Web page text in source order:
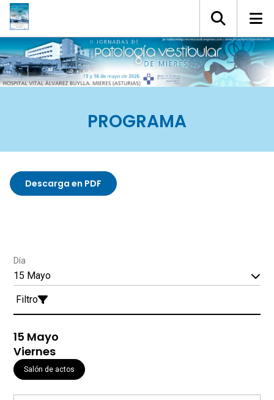
PROGRAMA
Descarga en PDF
Día
Filtro
15 Mayo
Viernes
Salón de actos